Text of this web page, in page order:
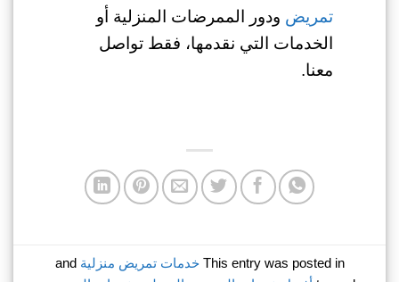
تمريض ودور الممرضات المنزلية أو
الخدمات التي نقدمها، فقط تواصل
معنا.
This entry was posted in خدمات تمريض منزلية and